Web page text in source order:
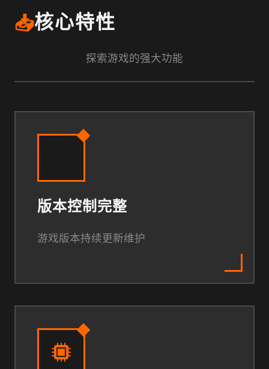
📥核心特性
探索游戏的强大功能
版本控制完整
游戏版本持续更新维护